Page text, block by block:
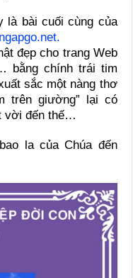
là bài cuối cùng của
đẹp cho trang Web
bằng chính trái tim
sắc một nàng thơ
trên giường” lại có
vời đến thế…
la của Chúa đến